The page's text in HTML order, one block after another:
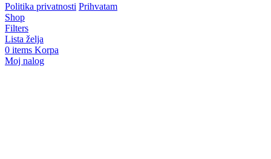
Politika privatnosti Prihvatam
Shop
Filters
Lista želja
0 items Korpa
Moj nalog